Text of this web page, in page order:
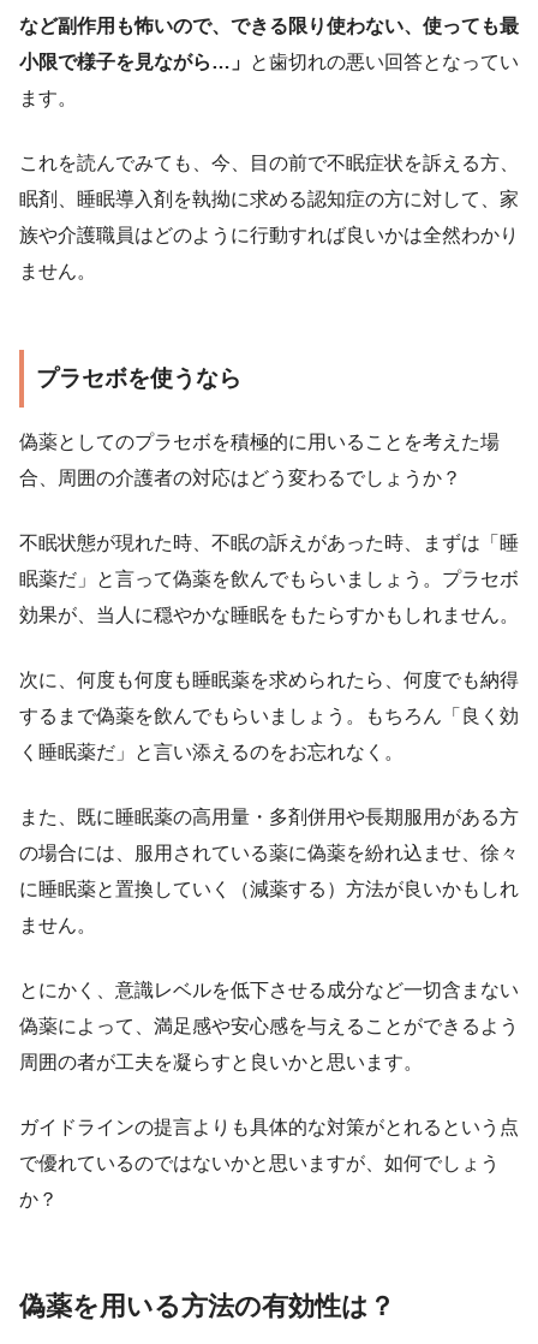
など副作用も怖いので、できる限り使わない、使っても最
小限で様子を見ながら…」 と歯切れの悪い回答となってい
ます。
これを読んでみても、今、目の前で不眠症状を訴える方、
眠剤、睡眠導入剤を執拗に求める認知症の方に対して、家
族や介護職員はどのように行動すれば良いかは全然わかり
ません。
プラセボを使うなら
偽薬としてのプラセボを積極的に用いることを考えた場
合、周囲の介護者の対応はどう変わるでしょうか？
不眠状態が現れた時、不眠の訴えがあった時、まずは「睡
眠薬だ」と言って偽薬を飲んでもらいましょう。プラセボ
効果が、当人に穏やかな睡眠をもたらすかもしれません。
次に、何度も何度も睡眠薬を求められたら、何度でも納得
するまで偽薬を飲んでもらいましょう。もちろん「良く効
く睡眠薬だ」と言い添えるのをお忘れなく。
また、既に睡眠薬の高用量・多剤併用や長期服用がある方
の場合には、服用されている薬に偽薬を紛れ込ませ、徐々
に睡眠薬と置換していく（減薬する）方法が良いかもしれ
ません。
とにかく、意識レベルを低下させる成分など一切含まない
偽薬によって、満足感や安心感を与えることができるよう
周囲の者が工夫を凝らすと良いかと思います。
ガイドラインの提言よりも具体的な対策がとれるという点
で優れているのではないかと思いますが、如何でしょう
か？
偽薬を用いる方法の有効性は？